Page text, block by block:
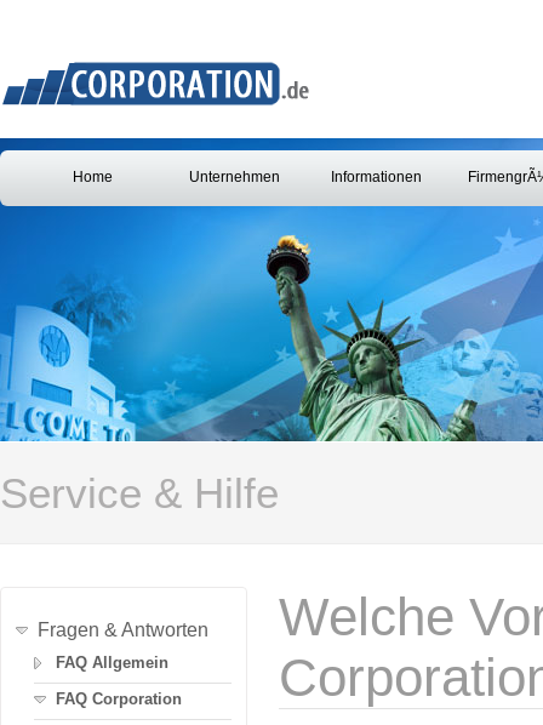
Home Unternehmen Informationen
Service & Hilfe
Welche
Fragen & Antworten
FAQ Allgemein
FAQ Corporation